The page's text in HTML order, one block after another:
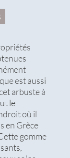
est aussi
cet arbuste à
le
où il
en Grèce
gomme